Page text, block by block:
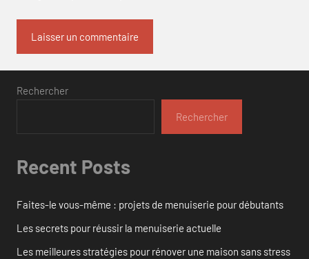
Rechercher
Rechercher
Recent Posts
Faites-le vous-même : projets de menuiserie pour débutants
Les secrets pour réussir la menuiserie actuelle
Les meilleures stratégies pour rénover une maison sans stress